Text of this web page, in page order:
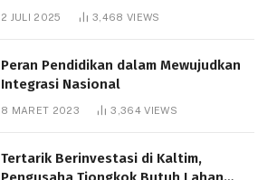
Bantuan Pendidikan Gratispol
2 JULI 2025 3,468 VIEWS
Peran Pendidikan dalam Mewujudkan
Integrasi Nasional
8 MARET 2023 3,364VIEWS
Tertarik Berinvestasi di Kaltim,